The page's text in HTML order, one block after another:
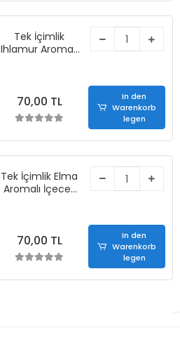
Tek İçimlik
Ihlamur Aromalı
70,00 TL
In den
Warenkorb
legen
Tek İçimlik Elma
Aromalı İçecek
70,00 TL
In den
Warenkorb
legen